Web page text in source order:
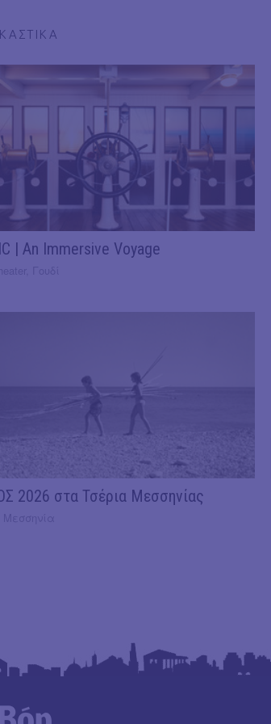
| An Immersive Voyage
2026 στα Τσέρια Μεσσηνίας